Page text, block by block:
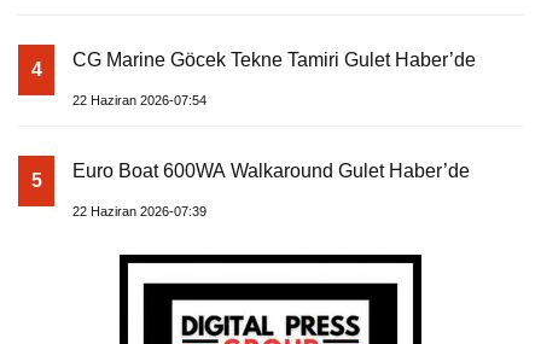
4 CG Marine Göcek Tekne Tamiri Gulet Haber’de
22 Haziran 2026-07:54
5 Euro Boat 600WA Walkaround Gulet Haber’de
22 Haziran 2026-07:39